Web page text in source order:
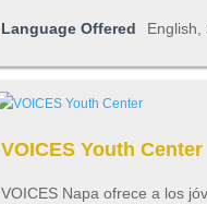
Language Offered English,
VOICES Youth Center
VOICES Napa ofrece a los